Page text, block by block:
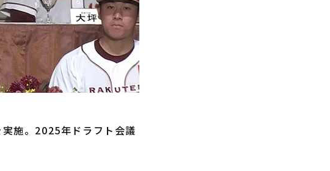
施。2025年ドラフト会議